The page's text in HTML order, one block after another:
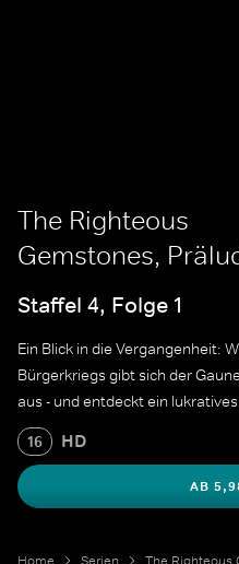
The Righteous
Gemstones,
Staffel 4, Folge 1
Ein Blick in die Vergangenheit:
Bürgerkriegs gibt sich der
aus - und entdeckt ein
16 HD
AB